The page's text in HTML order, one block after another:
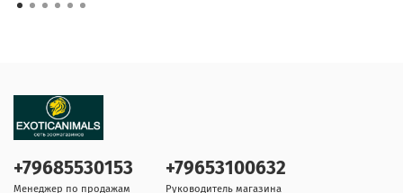
+79685530153
Менеджер по продажам
+79653100632
Руководитель магазина